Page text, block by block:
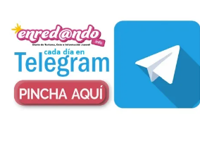
Nueva edición de León
de…viaje. Una iniciativa
organizado por la sección
juvenil de la Asociación
Enróllate, la Asociación
Conceyu País Llionés y el Diario de
Turismo, Ocio e Información para